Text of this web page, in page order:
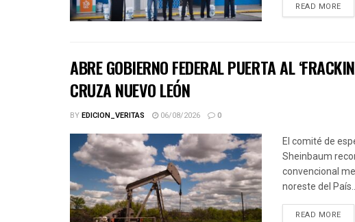
READ MORE
ABRE GOBIERNO FEDERAL PUERTA AL
CRUZA NUEVO LEÓN
BYEDICION_VERITAS 06/08/2026 0
El comité de
Sheinbaum
convencional
noreste del
READ MORE